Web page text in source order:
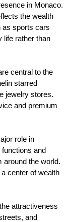
in Monaco.
the wealth
as sports cars
life rather than
central to the
starred
jewelry stores.
and premium
role in
and
around the world.
center of wealth
attractiveness
and